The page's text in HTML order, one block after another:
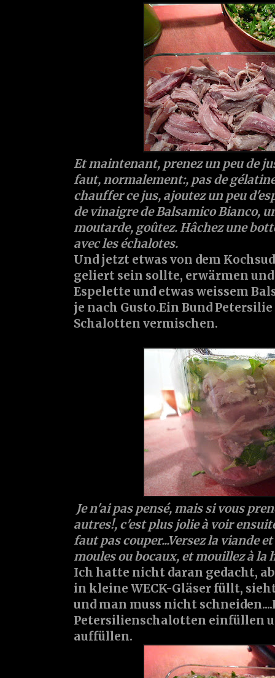
Et maintenant, prenez un peu de
faut, normalement:, pas de
chauffer ce jus, ajoutez un peu
de vinaigre de Balsamico Bianco,
moutarde, goûtez. Hâchez une
avec les échalotes.
Und jetzt etwas von dem
geliert sein sollte, erwärmen
Espelette und etwas weissem
je nach Gusto.Ein Bund
Schalotten vermischen.
Je n'ai pas pensé, mais si vous
autres!, c'est plus jolie à voir
faut pas couper...Versez la viande
moules ou bocaux, et mouillez à la
Ich hatte nicht daran gedacht,
in kleine WECK-Gläser füllt,
und man muss nicht
Petersilienschalotten einfüllen
auffüllen.